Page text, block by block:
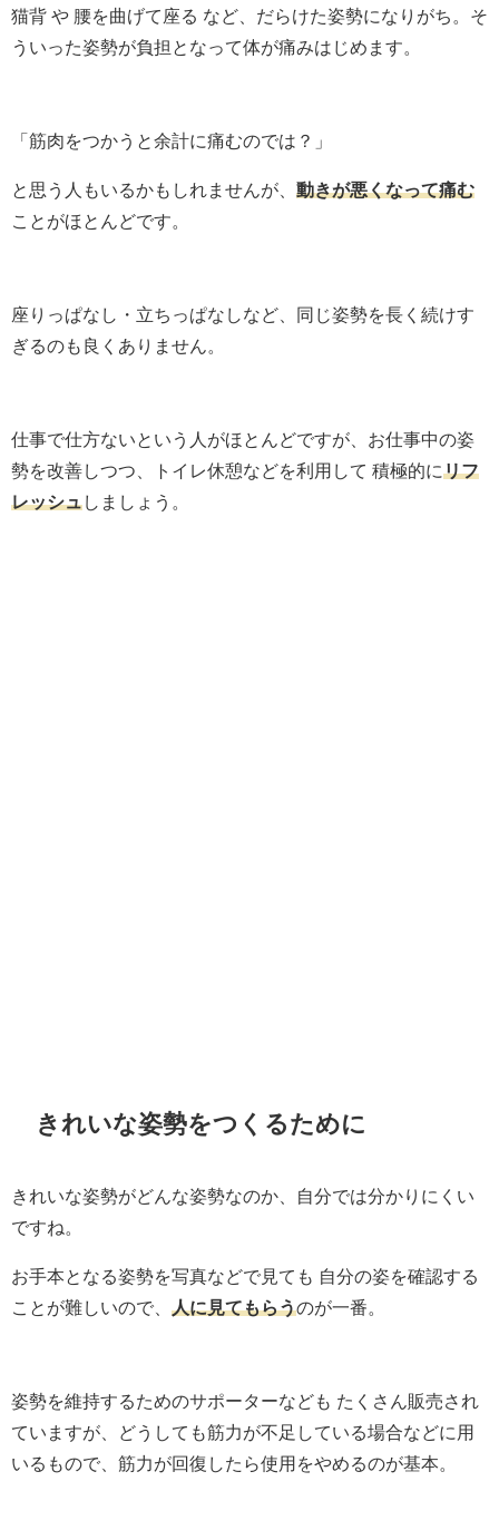
猫背 や 腰を曲げて座る など、だらけた姿勢になりがち。そ
ういった姿勢が負担となって体が痛みはじめます。
「筋肉をつかうと余計に痛むのでは？」
と思う人もいるかもしれませんが、 動きが悪くなって痛む
ことがほとんどです。
座りっぱなし・立ちっぱなしなど、同じ姿勢を長く続けす
ぎるのも良くありません。
仕事で仕方ないという人がほとんどですが、お仕事中の姿
勢を改善しつつ、トイレ休憩などを利用して 積極的にリフ
レッシュしましょう。
きれいな姿勢をつくるために
きれいな姿勢がどんな姿勢なのか、自分では分かりにくい
ですね。
お手本となる姿勢を写真などで見ても 自分の姿を確認する
ことが難しいので、 人に見てもらうのが一番。
姿勢を維持するためのサポーターなども たくさん販売され
ていますが、どうしても筋力が不足している場合などに用
いるもので、筋力が回復したら使用をやめるのが基本。